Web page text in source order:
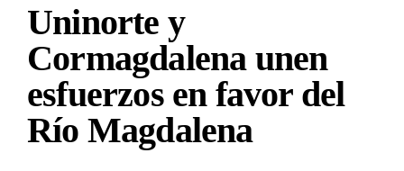
Uninorte y
Cormagdalena unen
esfuerzos en favor del
Río Magdalena